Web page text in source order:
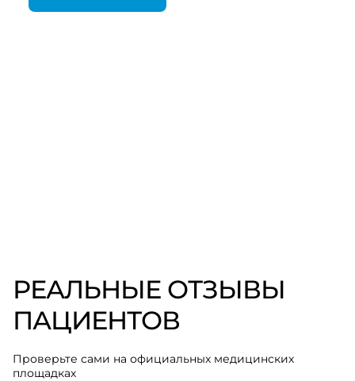
РЕАЛЬНЫЕ ОТЗЫВЫ
ПАЦИЕНТОВ
Проверьте сами на официальных медицинских
площадках